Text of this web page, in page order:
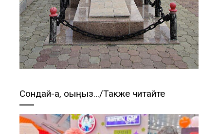
Сондай-ақ, оқыңыз…/Также читайте